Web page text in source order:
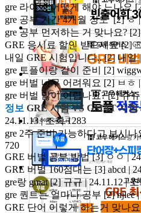
gre 라이팅 어떻게 해야 느나요
gre 공부 기간 4개월 정도[2] ㅎ
gre 공부 먼저하는 거 맞나요?[2]
GRE 응시료 할인 받으세요[2]
내일 GRE 시험입니다..[2] 내일
gre 토플이랑 같이 준비 [2]
gre 버벌 너무 어려워요[2] ㅂㅎ
gre 버벌 많이 어렵나요?[2] 쥬쥬
정보 GRE 시험 VS GMAT 시험
24.11.13 | 조회 1283
gre 2주 준비 가능하다고 보시나
720
GRE 버벌 공부 방법[3] ㅇㅇ |
GRE 버벌 160점대는[3] abcd |
gre랑 gmat[2] 규규 | 24.11.12 |
gre 퀀트는 얼마나 공부 [2] hjlee
GRE 단어 이렇게 하는거 맞나